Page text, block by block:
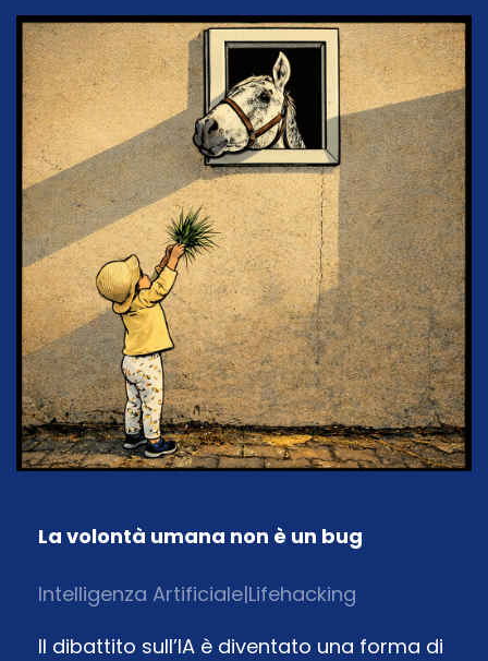
La volontà umana non è un bug
Intelligenza Artificiale|Lifehacking
Il dibattito sull’IA è diventato una forma di